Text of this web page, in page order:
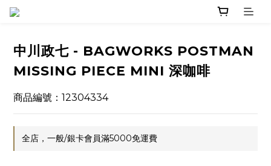
中川政七 - BAGWORKS POSTMAN
MISSING PIECE MINI 深咖啡
商品編號：12304334
全店，一般/銀卡會員滿5000免運費